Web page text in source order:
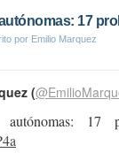
17
por Emilio Marquez
autónomas:
(